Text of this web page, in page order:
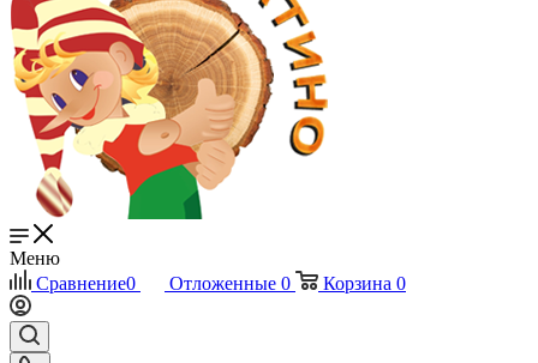
Меню
Сравнение0 Отложенные 0 Корзина 0